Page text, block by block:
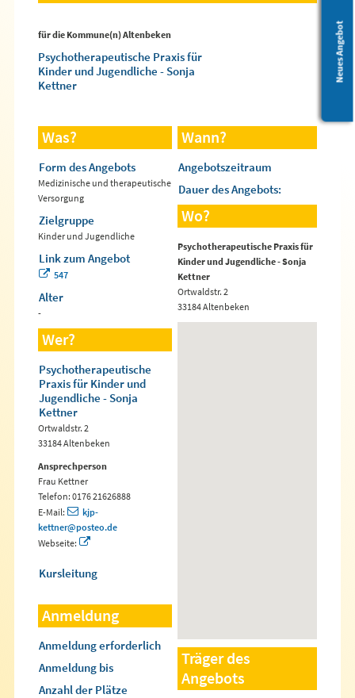
Leichte Sprache
Neues Angebot
für die Kommune(n) Altenbeken
Psychotherapeutische Praxis für
Kinder und Jugendliche - Sonja
Kettner
Was?
Form des Angebots
Medizinische und therapeutische
Versorgung
Zielgruppe
Kinder und Jugendliche
Link zum Angebot
547
Alter
-
Wer?
Psychotherapeutische
Praxis für Kinder und
Jugendliche - Sonja
Kettner
Ortwaldstr. 2
33184 Altenbeken
Ansprechperson
Frau Kettner
Telefon: 0176 21626888
E-Mail:
kjp-
kettner@posteo.de
Webseite:
Kursleitung
Anmeldung
Anmeldung erforderlich
Anmeldung bis
Anzahl der Plätze
Wann?
Angebotszeitraum
Dauer des Angebots:
Wo?
Psychotherapeutische Praxis für
Kinder und Jugendliche - Sonja
Kettner
Ortwaldstr. 2
33184 Altenbeken
Träger des
Angebots